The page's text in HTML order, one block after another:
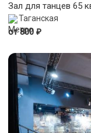
Зал для танцев 65
Таганская
от 800 ₽